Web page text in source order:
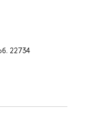
22734